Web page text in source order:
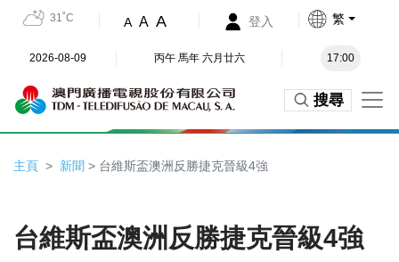
31˚C A A A 登入 繁
2026-08-09 丙午 馬年 六月廿六 17:00
搜尋
主頁 新聞 > 台維斯盃澳洲反勝捷克晉級4強
台維斯盃澳洲反勝捷克晉級4強